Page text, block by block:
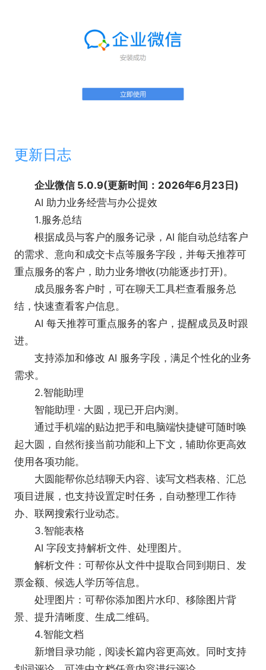
【企业微信功能介绍】
发出的消息可以查看对方的已读未读状态，沟通
工作更高效。
2.会议室
一键通知参会在线预定会议室，人，开会更便
捷。管理员可灵活设置会议室预定规则，资源利用更
高效。
3.通讯录管理
快速批量导入，统一管理;同事信息准确完善，方
便查阅。
4.打卡
手机、考勤机均可打卡，结合审批单自动生成考
勤报表。支持固定时间上下班、排班、自由上下班、
外出打卡。
5.收集表
成员可创建收集表，数据可同步到表格中分析;还
可添加多种题型、设置跳转与定时重复，满足多样的
收集需求。
6.丰富的配置
可自定义员工资料、通讯录查看权限、隐藏特殊
部门或成员、手机启动页Logo、宣传图、工作台宣传
更新日志
企业微信 5.0.9(更新时间：2026年6月23日)
AI 助力业务经营与办公提效
1.服务总结
根据成员与客户的服务记录，AI 能自动总结客户
的需求、意向和成交卡点等服务字段，并每天推荐可
重点服务的客户，助力业务增收(功能逐步打开)。
成员服务客户时，可在聊天工具栏查看服务总
结，快速查看客户信息。
AI 每天推荐可重点服务的客户，提醒成员及时跟
进。
支持添加和修改 AI 服务字段，满足个性化的业务
需求。
2.智能助理
智能助理 · 大圆，现已开启内测。
通过手机端的贴边把手和电脑端快捷键可随时唤
起大圆，自然衔接当前功能和上下文，辅助你更高效
使用各项功能。
大圆能帮你总结聊天内容、读写文档表格、汇总
项目进展，也支持设置定时任务，自动整理工作待
办、联网搜索行业动态。
3.智能表格
AI 字段支持解析文件、处理图片。
解析文件：可帮你从文件中提取合同到期日、发
票金额、候选人学历等信息。
处理图片：可帮你添加图片水印、移除图片背
景、提升清晰度、生成二维码。
4.智能文档
新增目录功能，阅读长篇内容更高效。同时支持